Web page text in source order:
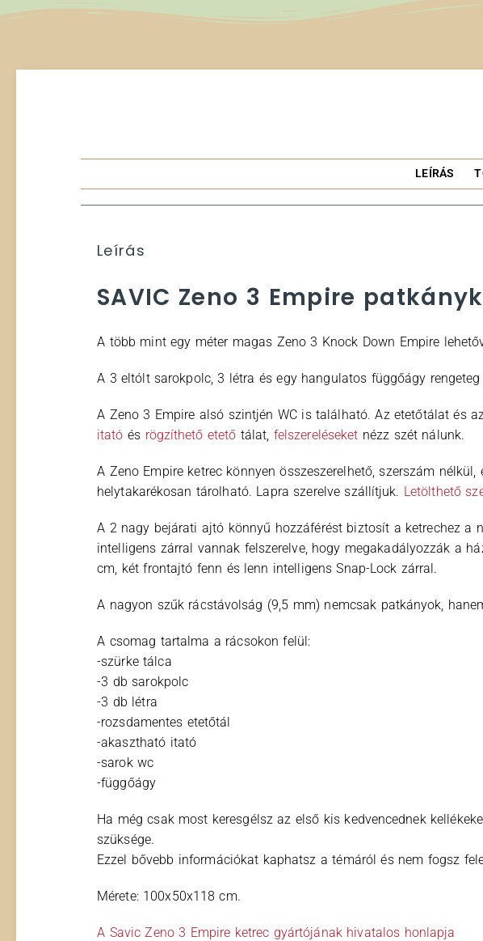
LEÍRÁS
Leírás
SAVIC Zeno 3 Empire
A több mint egy méter magas Zeno 3 Knock Down Empire
A 3 eltólt sarokpolc, 3 létra és egy hangulatos függőágy
A Zeno 3 Empire alsó szintjén WC is található. Az etetőtálat és
itató és rögzíthető etető tálat, felszereléseket nézz szét nálunk.
A Zeno Empire ketrec könnyen összeszerelhető, szerszám
helytakarékosan tárolható. Lapra szerelve szállítjuk. Letölthető
A 2 nagy bejárati ajtó könnyű hozzáférést biztosít a ketrechez a
intelligens zárral vannak felszerelve, hogy megakadályozzák a
cm, két frontajtó fenn és lenn intelligens Snap-Lock zárral.
A nagyon szűk rácstávolság (9,5 mm) nemcsak patkányok,
A csomag tartalma a rácsokon felül:
-szürke tálca
-3 db sarokpolc
-3 db létra
-rozsdamentes etetőtál
-akasztható itató
-sarok wc
-függőágy
Ha még csak most keresgélsz az első kis kedvencednek
szüksége.
Ezzel bővebb információkat kaphatsz a témáról és nem fogsz
Mérete: 100x50x118 cm.
A Savic Zeno 3 Empire ketrec gyártójának hivatalos honlapja